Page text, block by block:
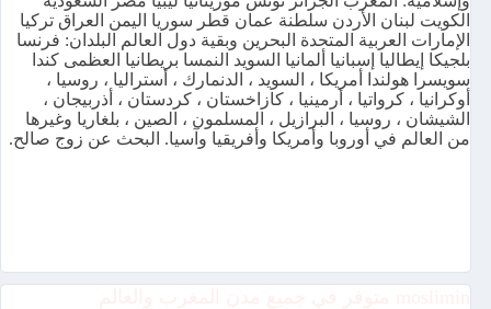
الكويت لبنان الأردن سلطنة عمان قطر سوريا اليمن العراق تركيا
الإمارات العربية المتحدة البحرين وبقية دول العالم البلدان: فرنسا
بلجيكا إيطاليا إسبانيا ألمانيا السويد النمسا بريطانيا العظمى كندا
سويسرا هولندا أمريكا ، السويد ، الدنمارك ، أستراليا ، روسيا ،
أوكرانيا ، كرواتيا ، أرمينيا ، كازاخستان ، كردستان ، أذربيجان ،
الشيشان ، روسيا ، البرازيل ، المسلمون ، الصين ، بلغاريا وغيرها
من العالم في أوروبا وأمريكا وأفريقيا وآسيا. البحث عن زوج صالح.